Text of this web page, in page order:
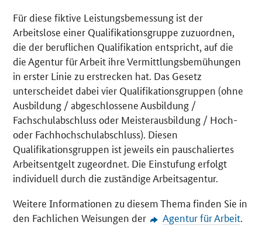
Für diese fiktive Leistungsbemessung ist der
Arbeitslose einer Qualifikationsgruppe zuzuordnen,
die der beruflichen Qualifikation entspricht, auf die
die Agentur für Arbeit ihre Vermittlungsbemühungen
in erster Linie zu erstrecken hat. Das Gesetz
unterscheidet dabei vier Qualifikationsgruppen (ohne
Ausbildung / abgeschlossene Ausbildung /
Fachschulabschluss oder Meisterausbildung / Hoch-
oder Fachhochschulabschluss). Diesen
Qualifikationsgruppen ist jeweils ein pauschaliertes
Arbeitsentgelt zugeordnet. Die Einstufung erfolgt
individuell durch die zuständige Arbeitsagentur.
Weitere Informationen zu diesem Thema finden Sie in
den Fachlichen Weisungen der
Agentur für Arbeit.